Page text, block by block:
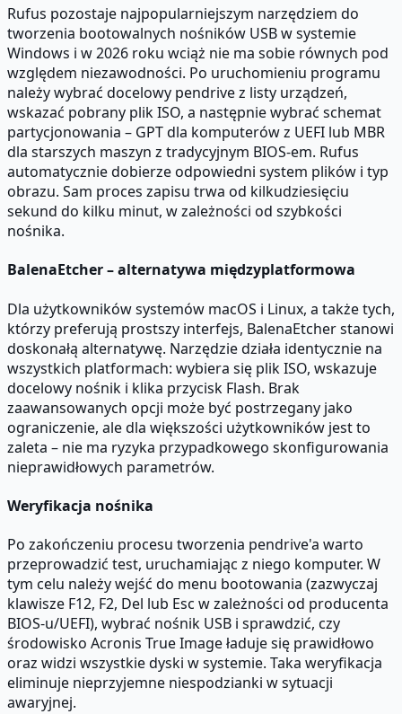
Rufus pozostaje najpopularniejszym narzędziem do
tworzenia bootowalnych nośników USB w systemie
Windows i w 2026 roku wciąż nie ma sobie równych pod
względem niezawodności. Po uruchomieniu programu
należy wybrać docelowy pendrive z listy urządzeń,
wskazać pobrany plik ISO, a następnie wybrać schemat
partycjonowania – GPT dla komputerów z UEFI lub MBR
dla starszych maszyn z tradycyjnym BIOS-em. Rufus
automatycznie dobierze odpowiedni system plików i typ
obrazu. Sam proces zapisu trwa od kilkudziesięciu
sekund do kilku minut, w zależności od szybkości
nośnika.
BalenaEtcher – alternatywa międzyplatformowa
Dla użytkowników systemów macOS i Linux, a także tych,
którzy preferują prostszy interfejs, BalenaEtcher stanowi
doskonałą alternatywę. Narzędzie działa identycznie na
wszystkich platformach: wybiera się plik ISO, wskazuje
docelowy nośnik i klika przycisk Flash. Brak
zaawansowanych opcji może być postrzegany jako
ograniczenie, ale dla większości użytkowników jest to
zaleta – nie ma ryzyka przypadkowego skonfigurowania
nieprawidłowych parametrów.
Weryfikacja nośnika
Po zakończeniu procesu tworzenia pendrive'a warto
przeprowadzić test, uruchamiając z niego komputer. W
tym celu należy wejść do menu bootowania (zazwyczaj
klawisze F12, F2, Del lub Esc w zależności od producenta
BIOS-u/UEFI), wybrać nośnik USB i sprawdzić, czy
środowisko Acronis True Image ładuje się prawidłowo
oraz widzi wszystkie dyski w systemie. Taka weryfikacja
eliminuje nieprzyjemne niespodzianki w sytuacji
awaryjnej.